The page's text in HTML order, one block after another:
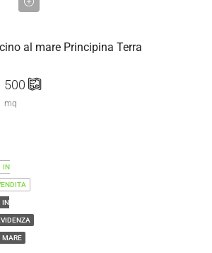
al mare Principina Terra
500
mq
IN
IN
MARE